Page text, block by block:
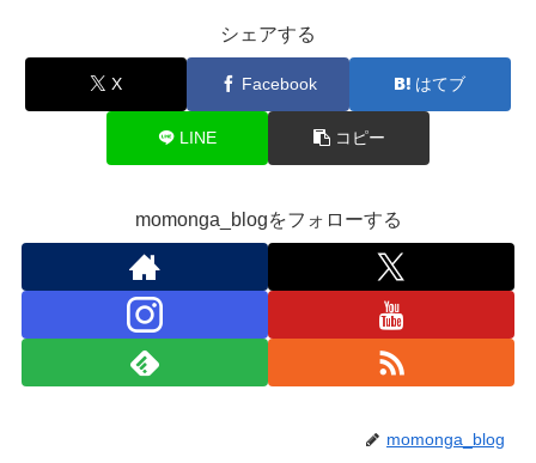
シェアする
X Facebook はてブ
LINE コピー
momonga_blogをフォローする
momonga_blog